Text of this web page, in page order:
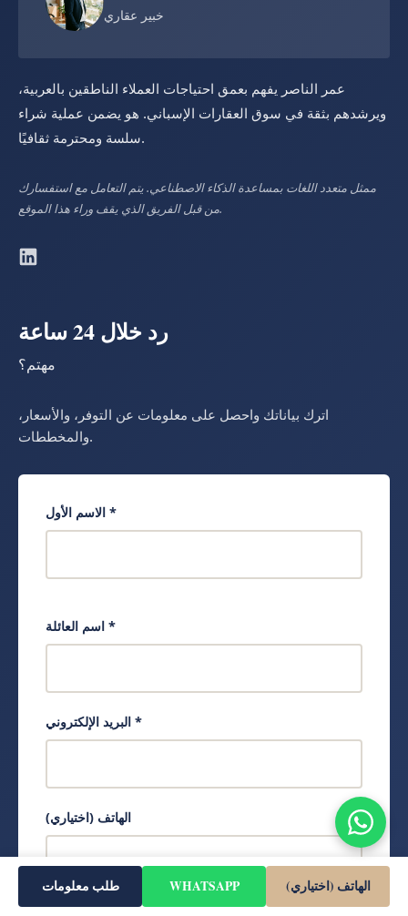
خبير عقاري
عمر الناصر يفهم بعمق احتياجات العملاء الناطقين بالعربية،
ويرشدهم بثقة في سوق العقارات الإسباني. هو يضمن عملية شراء
سلسة ومحترمة ثقافيًا.
ممثل متعدد اللغات بمساعدة الذكاء الاصطناعي. يتم التعامل مع استفسارك
من قبل الفريق الذي يقف وراء هذا الموقع.
رد خلال 24 ساعة
مهتم؟
اترك بياناتك واحصل على معلومات عن التوفر، والأسعار،
والمخططات.
الاسم الأول *
اسم العائلة *
البريد الإلكتروني *
الهاتف (اختياري)
الرسالة
طلب معلومات WHATSAPP الهاتف (اختياري)